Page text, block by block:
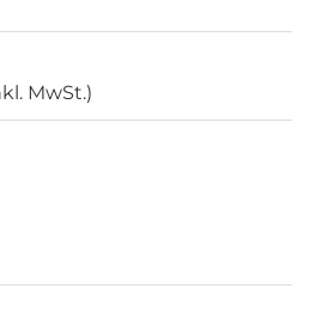
MwSt.)